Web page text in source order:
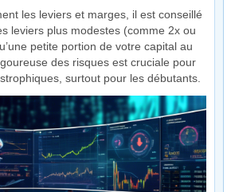
les leviers et marges, il est conseillé
leviers plus modestes (comme 2x ou
petite portion de votre capital au
des risques est cruciale pour
surtout pour les débutants.